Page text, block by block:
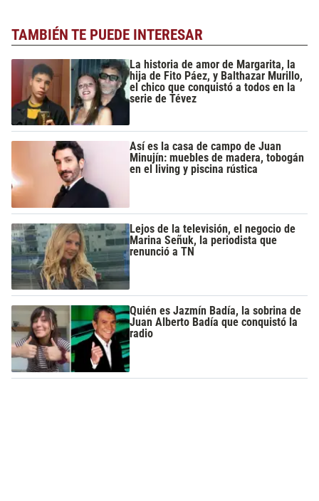
TAMBIÉN TE PUEDE INTERESAR
La historia de amor de Margarita, la
hija de Fito Páez, y Balthazar Murillo,
el chico que conquistó a todos en la
serie de Tévez
Así es la casa de campo de Juan
Minujín: muebles de madera, tobogán
en el living y piscina rústica
Lejos de la televisión, el negocio de
Marina Señuk, la periodista que
renunció a TN
Quién es Jazmín Badía, la sobrina de
Juan Alberto Badía que conquistó la
radio